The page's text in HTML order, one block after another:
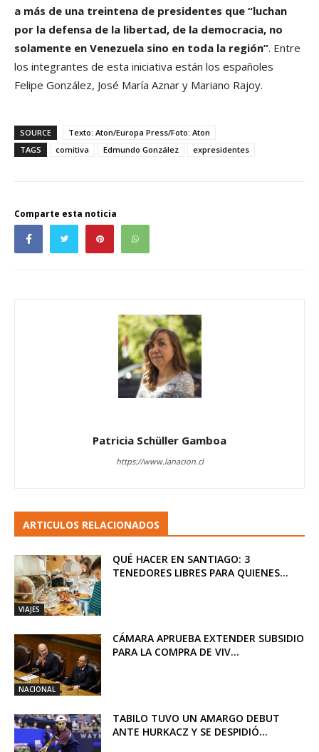
a más de una treintena de presidentes que “luchan
por la defensa de la libertad, de la democracia, no
solamente en Venezuela sino en toda la región”. Entre
los integrantes de esta iniciativa están los españoles
Felipe González, José María Aznar y Mariano Rajoy.
SOURCE
Texto: Aton/Europa Press/Foto: Aton
TAGS
comitiva Edmundo González expresidentes
Comparte esta noticia
Patricia Schüller Gamboa
https://www.lanacion.cl
ARTICULOS RELACIONADOS
VIAJES
QUÉ HACER EN SANTIAGO: 3
TENEDORES LIBRES PARA QUIENES...
NACIONAL
CÁMARA APRUEBA EXTENDER SUBSIDIO
PARA LA COMPRA DE VIV...
TABILO TUVO UN AMARGO DEBUT
ANTE HURKACZ Y SE DESPIDIÓ...